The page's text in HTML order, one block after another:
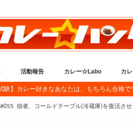
ール
活動報告
生放送
開催イベント情報
イベント報告
SNS
カレー☆Labo
アツアツ！カレー☆ニュー
簡単！本格カレーレシピ
カレー大百科（よくある
カ
秘伝
秘伝
秘伝
験】カレー好きなあなたは、もちろん合格
#055 拙者、コールドテーブル(冷蔵庫)を復活さ